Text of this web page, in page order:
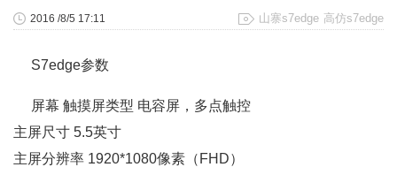
山寨s7edge 高仿s7edge
2016 /8/5 17:11
S7edge参数
屏幕 触摸屏类型 电容屏，多点触控
主屏尺寸 5.5英寸
主屏分辨率 1920*1080像素（FHD）